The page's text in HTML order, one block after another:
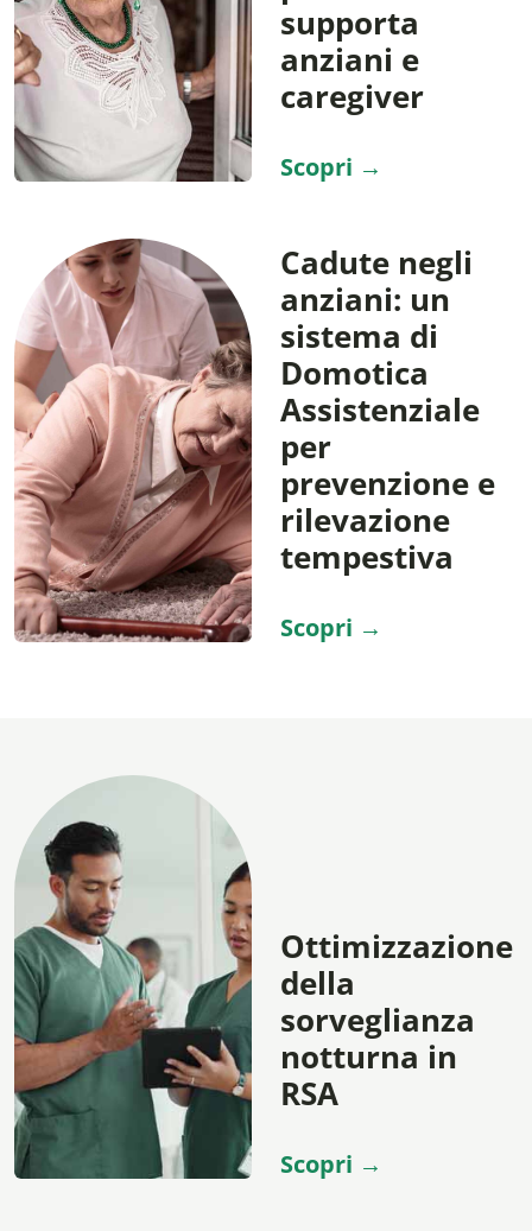
supporta
anziani e
caregiver
Scopri →
Cadute negli
anziani: un
sistema di
Domotica
Assistenziale
per
prevenzione e
rilevazione
tempestiva
Scopri →
Ottimizzazione
della
sorveglianza
notturna in
RSA
Scopri →